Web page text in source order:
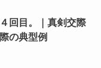
回目。｜真剣交際
の典型例